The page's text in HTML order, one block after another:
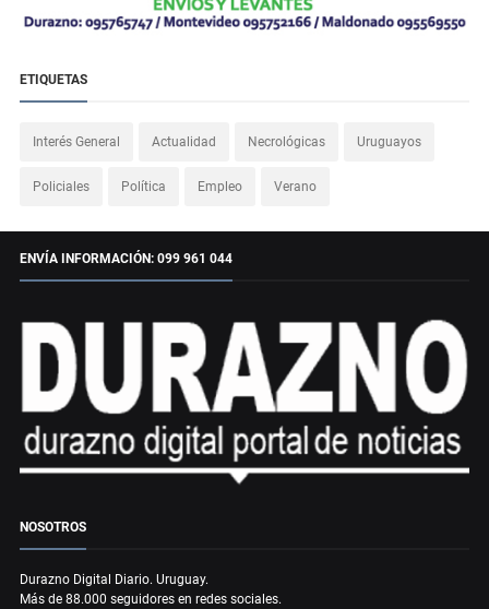
ETIQUETAS
Interés General Actualidad Necrológicas Uruguayos
Policiales Política Empleo Verano
ENVÍA INFORMACIÓN: 099 961 044
NOSOTROS
Durazno Digital Diario. Uruguay.
Más de 88.000 seguidores en redes sociales.